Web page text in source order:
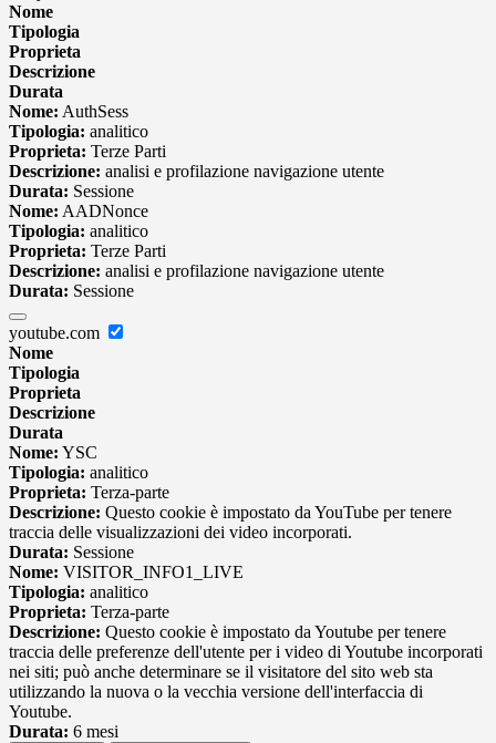
Nome
Tipologia
Proprieta
Descrizione
Durata
Nome: AuthSess
Tipologia: analitico
Proprieta: Terze Parti
Descrizione: analisi e profilazione navigazione utente
Durata: Sessione
Nome: AADNonce
Tipologia: analitico
Proprieta: Terze Parti
Descrizione: analisi e profilazione navigazione utente
Durata: Sessione
youtube.com
Nome
Tipologia
Proprieta
Descrizione
Durata
Nome: YSC
Tipologia: analitico
Proprieta: Terza-parte
Descrizione: Questo cookie è impostato da YouTube per tenere
traccia delle visualizzazioni dei video incorporati.
Durata: Sessione
Nome: VISITOR_INFO1_LIVE
Tipologia: analitico
Proprieta: Terza-parte
Descrizione: Questo cookie è impostato da Youtube per tenere
traccia delle preferenze dell'utente per i video di Youtube incorporati
nei siti; può anche determinare se il visitatore del sito web sta
utilizzando la nuova o la vecchia versione dell'interfaccia di
Youtube.
Durata: 6 mesi